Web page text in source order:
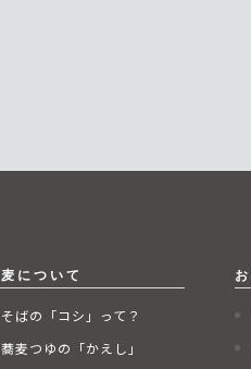
そばの「コシ」って？
蕎麦つゆの「かえし」